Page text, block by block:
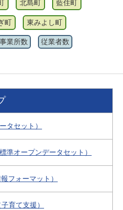
北島町 藍住町
町 東みよし町
事業所数 従業者数
タセット）
準オープンデータセット）
フォーマット）
育て支援）